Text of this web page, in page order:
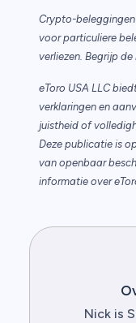
Crypto-beleggingen
voor particuliere
verliezen. Begrijp de
eToro USA LLC
verklaringen en
juistheid of
Deze publicatie is
van openbaar
informatie over
Nick is